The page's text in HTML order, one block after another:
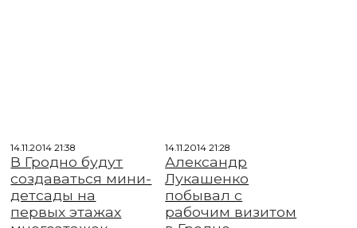
14.11.2014 21:38
В Гродно будут
создаваться мини-
детсады на
первых этажах
14.11.2014 21:28
Александр
Лукашенко
побывал с
рабочим визитом